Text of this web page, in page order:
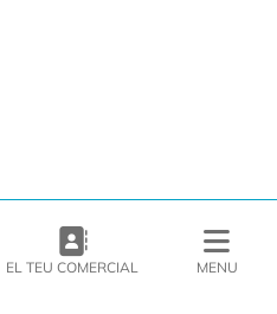
EL TEU COMERCIAL MENU